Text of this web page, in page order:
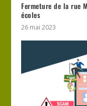
Fermeture de la rue
écoles
26 mai 2023